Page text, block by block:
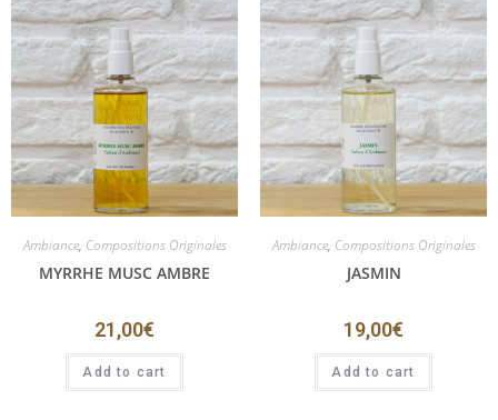
Ambiance, Compositions Originales
MYRRHE MUSC AMBRE
21,00€
Add to cart
Ambiance, Compositions Originales
JASMIN
19,00€
Add to cart